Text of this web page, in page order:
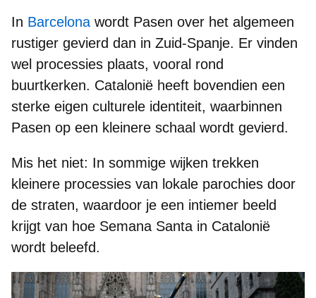
In Barcelona wordt Pasen over het algemeen
rustiger gevierd dan in Zuid-Spanje. Er vinden
wel processies plaats, vooral rond
buurtkerken. Catalonië heeft bovendien een
sterke eigen culturele identiteit, waarbinnen
Pasen op een kleinere schaal wordt gevierd.
Mis het niet: In sommige wijken trekken
kleinere processies van lokale parochies door
de straten, waardoor je een intiemer beeld
krijgt van hoe Semana Santa in Catalonië
wordt beleefd.